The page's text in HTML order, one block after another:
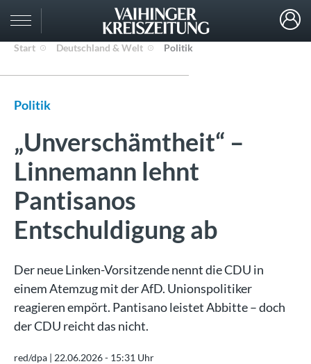
Start Deutschland & Welt Politik
Politik
„Unverschämtheit“ –
Linnemann lehnt
Pantisanos
Entschuldigung ab
Der neue Linken-Vorsitzende nennt die CDU in
einem Atemzug mit der AfD. Unionspolitiker
reagieren empört. Pantisano leistet Abbitte – doch
der CDU reicht das nicht.
red/dpa | 22.06.2026 - 15:31 Uhr